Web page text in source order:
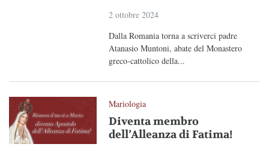
2 ottobre 2024
Dalla Romania torna a scriverci padre
Atanasio Muntoni, abate del Monastero
greco-cattolico della...
Mariologia
Diventa membro
dell’Alleanza di Fatima!